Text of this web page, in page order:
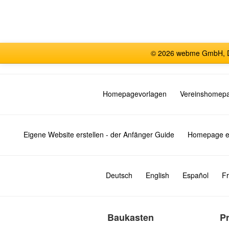
© 2026 webme GmbH,
Homepagevorlagen
Eigene Website erstellen - der Anfänger Guide Homepage
Deutsch English Español
Baukasten